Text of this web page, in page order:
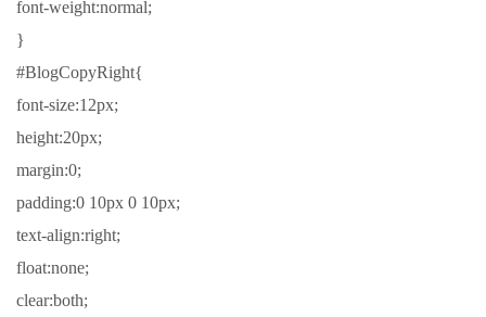
font-weight:normal;
}
#BlogCopyRight{
font-size:12px;
height:20px;
margin:0;
padding:0 10px 0 10px;
text-align:right;
float:none;
clear:both;